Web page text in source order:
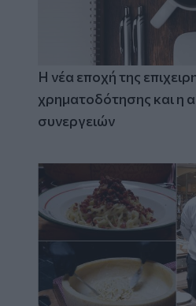
Η νέα εποχή της
χρηματοδότησης και η
συνεργειών